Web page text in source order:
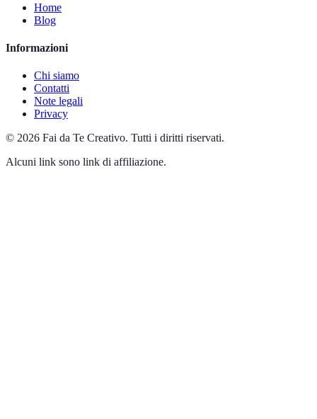
Home
Blog
Informazioni
Chi siamo
Contatti
Note legali
Privacy
© 2026 Fai da Te Creativo. Tutti i diritti riservati.
Alcuni link sono link di affiliazione.